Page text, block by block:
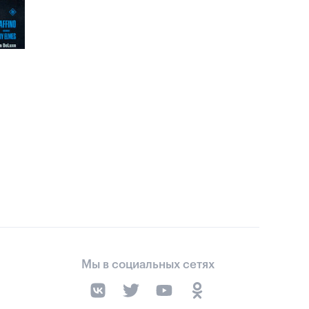
Мы в социальных сетях